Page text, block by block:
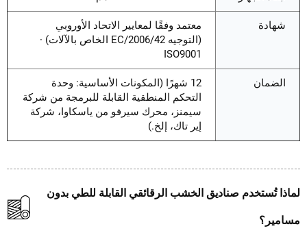
شهادة
معتمد وفقًا لمعايير الاتحاد الأوروبي
(التوجيه 2006/42/EC الخاص بالآلات) ·
ISO9001
الضمان
12 شهرًا (المكونات الأساسية: وحدة
التحكم المنطقية القابلة للبرمجة من شركة
سيمنز، محرك سيرفو من ياسكاوا، شركة
إير تاك، إلخ.)
تُستخدم صناديق الخشب الرقائقي القابلة للطي بدون